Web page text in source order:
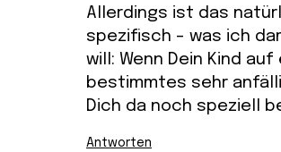
Allerdings ist das
spezifisch – was ich
will: Wenn Dein Kind
bestimmtes sehr
Dich da noch speziell
Antworten